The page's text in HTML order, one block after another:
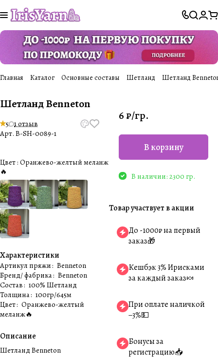
Главная Каталог Основные составы Шетланд Шетланд
Шетланд Benneton
5 1 отзыв
Арт. B-SH-0089-1
Цвет : Оранжево-желтый меланж
🔥
Характеристики
Артикул пряжи: Benneton
Бренд/ фабрика: Benneton
Состав: 100% Шетланд
Толщина: 100гр/645м
Цвет: Оранжево-желтый
меланж🔥
Описание
Шетланд Benneton
6 ₽/гр.
В корзину
В наличии: 2300 гр.
Товар участвует в акции
До -1000₽ на первый
заказ🎁
Кешбэк 3% Ирисками
за каждый заказ🍬
При оплате наличкой
−3%💵
Бонусы за
регистрацию📥